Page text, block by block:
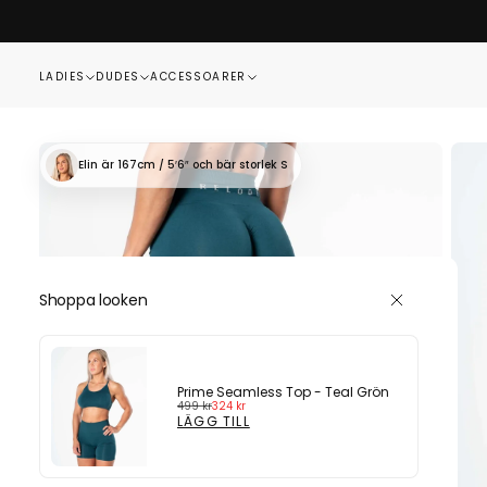
INNEHÅLL
LADIES DUDES ACCESSOARER
Elin är 167cm / 5′6″ och bär storlek S
Shoppa looken
Prime Seamless Top - Teal Grön
Ordinarie
pris
499 kr
Reapris324 kr
LÄGG TILL